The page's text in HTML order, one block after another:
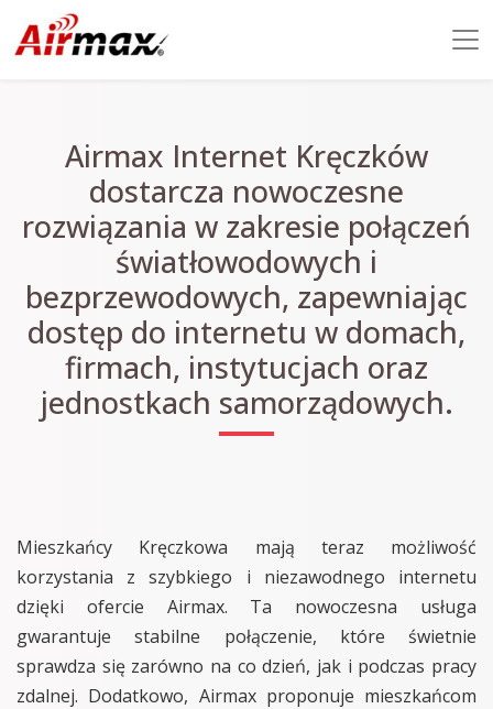
Airmax Internet Kręczków
dostarcza nowoczesne
rozwiązania w zakresie połączeń
światłowodowych i
bezprzewodowych, zapewniając
dostęp do internetu w domach,
firmach, instytucjach oraz
jednostkach samorządowych.
Mieszkańcy Kręczkowa mają teraz możliwość
korzystania z szybkiego i niezawodnego internetu
dzięki ofercie Airmax. Ta nowoczesna usługa
gwarantuje stabilne połączenie, które świetnie
sprawdza się zarówno na co dzień, jak i podczas pracy
zdalnej. Dodatkowo, Airmax proponuje mieszkańcom